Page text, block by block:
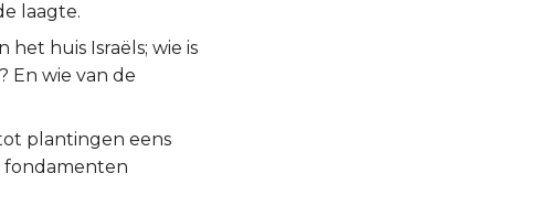
laagte.
huis Israëls; wie is
En wie van de
plantingen eens
fondamenten